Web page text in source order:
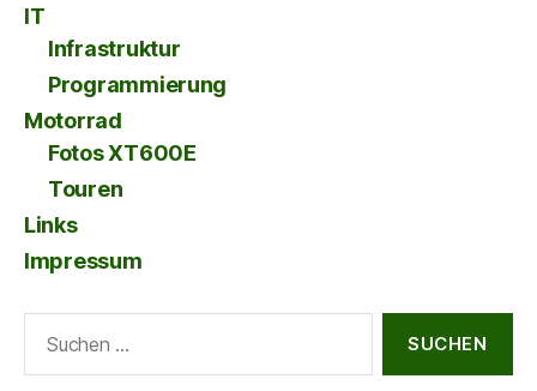
IT
Infrastruktur
Programmierung
Motorrad
Fotos XT600E
Touren
Links
Impressum
nach: